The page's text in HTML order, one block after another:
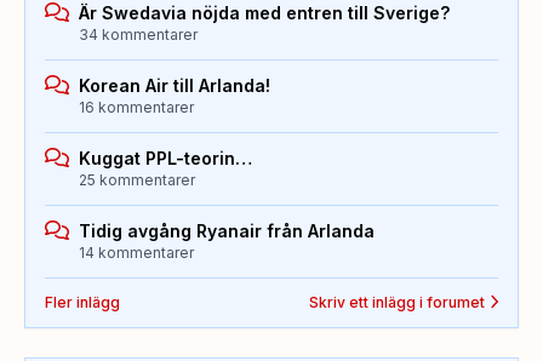
Är Swedavia nöjda med entren till Sverige?
34 kommentarer
Korean Air till Arlanda!
16 kommentarer
Kuggat PPL-teorin…
25 kommentarer
Tidig avgång Ryanair från Arlanda
14 kommentarer
Fler inlägg Skriv ett inlägg i forumet